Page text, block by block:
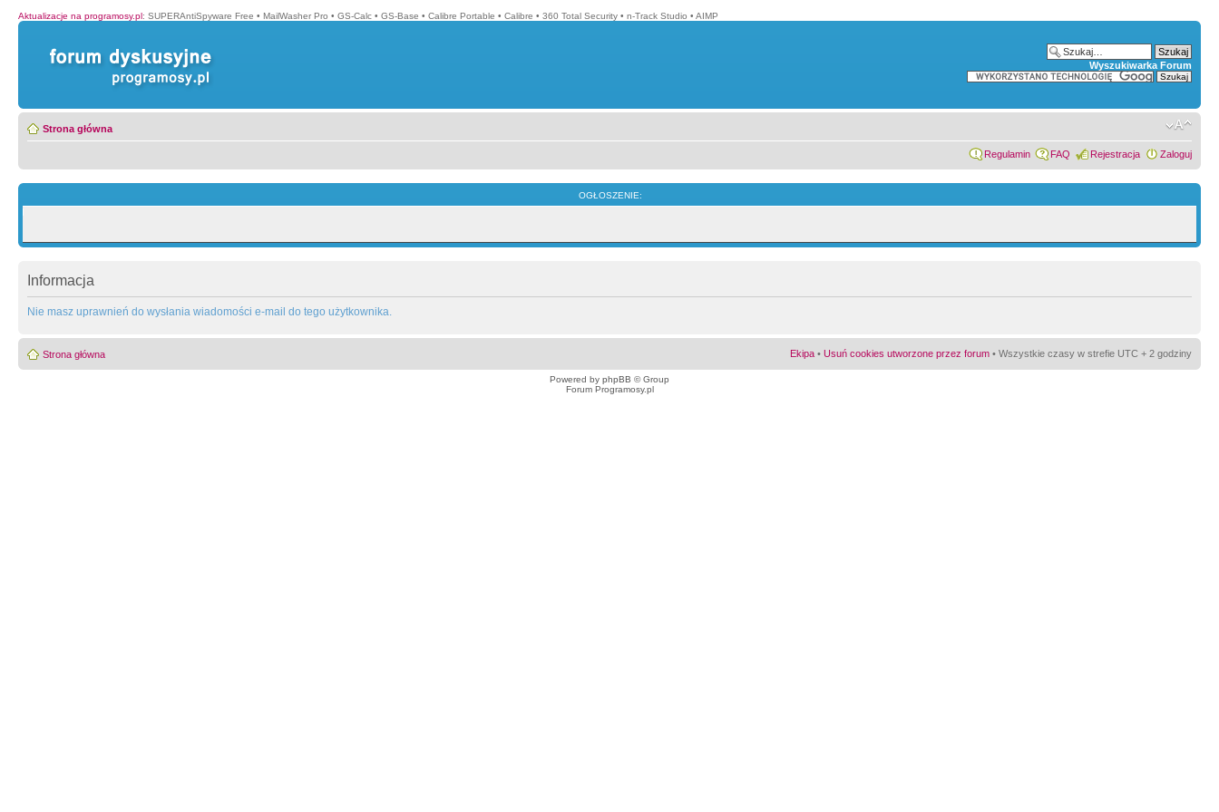
Aktualizacje na programosy.pl: SUPERAntiSpyware Free • MailWasher Pro • GS-Calc • GS-Base • Calibre Portable • Calibre • 360 Total Security • n-Track Studio • AIMP
Wyszukiwarka Forum
Strona główna
Regulamin FAQ Rejestracja Zaloguj
OGŁOSZENIE:
Informacja
Nie masz uprawnień do wysłania wiadomości e-mail do tego użytkownika.
Strona główna Ekipa • Usuń cookies utworzone przez forum • Wszystkie czasy w strefie UTC + 2 godziny
Powered by phpBB © Group
Forum Programosy.pl